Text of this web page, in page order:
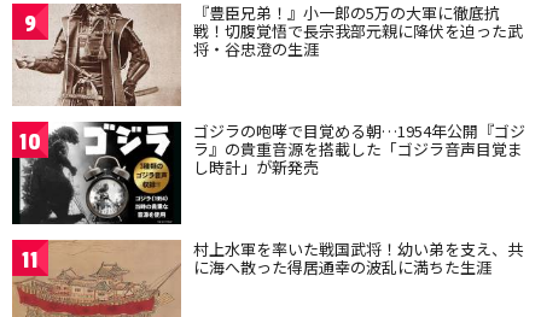
9 『豊臣兄弟！』小一郎の5万の大軍に徹底抗
戦！切腹覚悟で長宗我部元親に降伏を迫った武
将・谷忠澄の生涯
10 ゴジラの咆哮で目覚める朝…1954年公開『ゴジ
ラ』の貴重音源を搭載した「ゴジラ音声目覚ま
し時計」が新発売
11 村上水軍を率いた戦国武将！幼い弟を支え、共
に海へ散った得居通幸の波乱に満ちた生涯